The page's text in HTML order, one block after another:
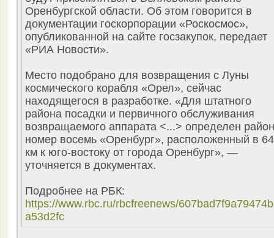
Оренбургской области. Об этом говорится в
документации госкорпорации «Роскосмос»,
опубликованной на сайте госзакупок, передает
«РИА Новости».
Место подобрано для возвращения с Луны
космического корабля «Орел», сейчас
находящегося в разработке. «Для штатного
района посадки и первичного обслуживания
возвращаемого аппарата <...> определен район
номер восемь «Оренбург», расположенный в
км к юго-востоку от города Оренбург», —
уточняется в документах.
Подробнее на РБК:
https://www.rbc.ru/rbcfreenews/
a53d2fc